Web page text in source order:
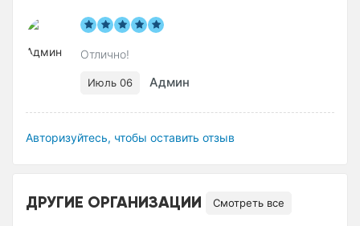
Отлично!
Июль 06 Админ
Авторизуйтесь, чтобы оставить отзыв
ДРУГИЕ ОРГАНИЗАЦИИ Смотреть все